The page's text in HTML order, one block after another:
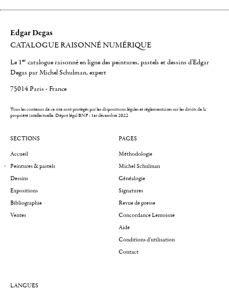
Edgar Degas
CATALOGUE RAISONNÉ NUMÉRIQUE
Le 1er catalogue raisonné en ligne des peintures, pastels et dessins d'Edgar
Degas par Michel Schulman, expert
75014 Paris - France
Tous les contenus de ce site sont protégés par les dispositions légales et réglementaires sur les droits de la
propriété intellectuelle.Dépot légal BNF : 1er décembre 2022
SECTIONS
Accueil
Peintures & pastels
Dessins
Expositions
Bibliographie
Ventes
PAGES
Méthodologie
Michel Schulman
Généalogie
Signatures
Revue de presse
Concordance Lemoisne
Aide
Conditions d'utilisation
Contact
LANGUES